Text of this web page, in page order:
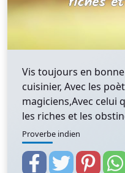
Vis toujours en
cuisinier, Avec les
magiciens,Avec celui
les riches et les
Proverbe indien